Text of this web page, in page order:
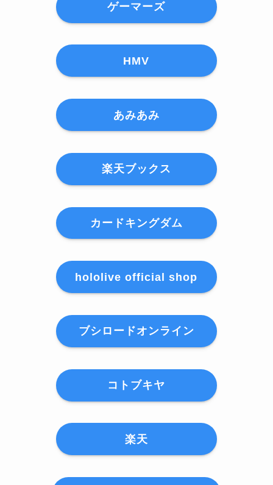
ゲーマーズ
HMV
あみあみ
楽天ブックス
カードキングダム
hololive official shop
ブシロードオンライン
コトブキヤ
楽天